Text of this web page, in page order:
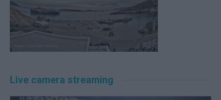
Live camera streaming